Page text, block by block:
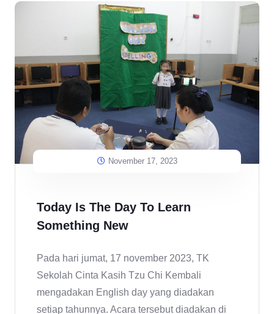
November 17, 2023
Today Is The Day To Learn
Something New
Pada hari jumat, 17 november 2023, TK
Sekolah Cinta Kasih Tzu Chi Kembali
mengadakan English day yang diadakan
setiap tahunnya. Acara tersebut diadakan di